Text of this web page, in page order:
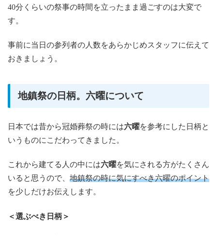
40分くらいの祭事の時間を立ったまま過ごすのは大変で
す。
事前に当日の参列者の人数をあらかじめスタッフに伝えて
おきましょう。
地鎮祭の日柄。六曜について
日本では昔から冠婚葬祭の時には六曜を参考にした日柄と
いうものにこだわってきました。
これから建てる人の中には六曜を気にされる方がたくさん
いると思うので、 地鎮祭の時に気にすべき六曜のポイント
を少しだけお伝えします。
＜選ぶべき日柄＞